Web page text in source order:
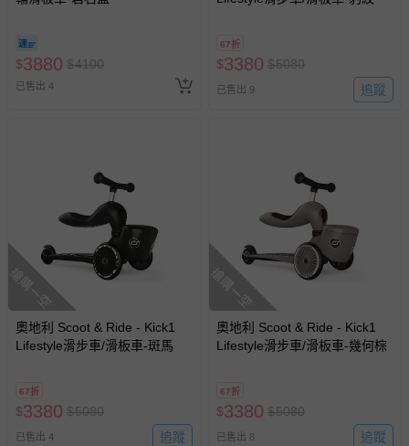
$3880 $4100
已售出 4
67折
$3380 $5080
已售出 9 追蹤
搶購一空
奧地利 Scoot & Ride - Kick1
Lifestyle滑步車/滑板車-斑馬
67折
$3380 $5080
已售出 4 追蹤
搶購一空
奧地利 Scoot & Ride - Kick1
Lifestyle滑步車/滑板車-幾何棕
67折
$3380 $5080
已售出 8 追蹤